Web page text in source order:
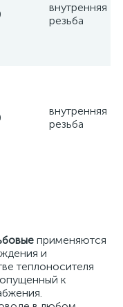
внутренняя
резьба
внутренняя
резьба
применяются
и
теплоносителя
к